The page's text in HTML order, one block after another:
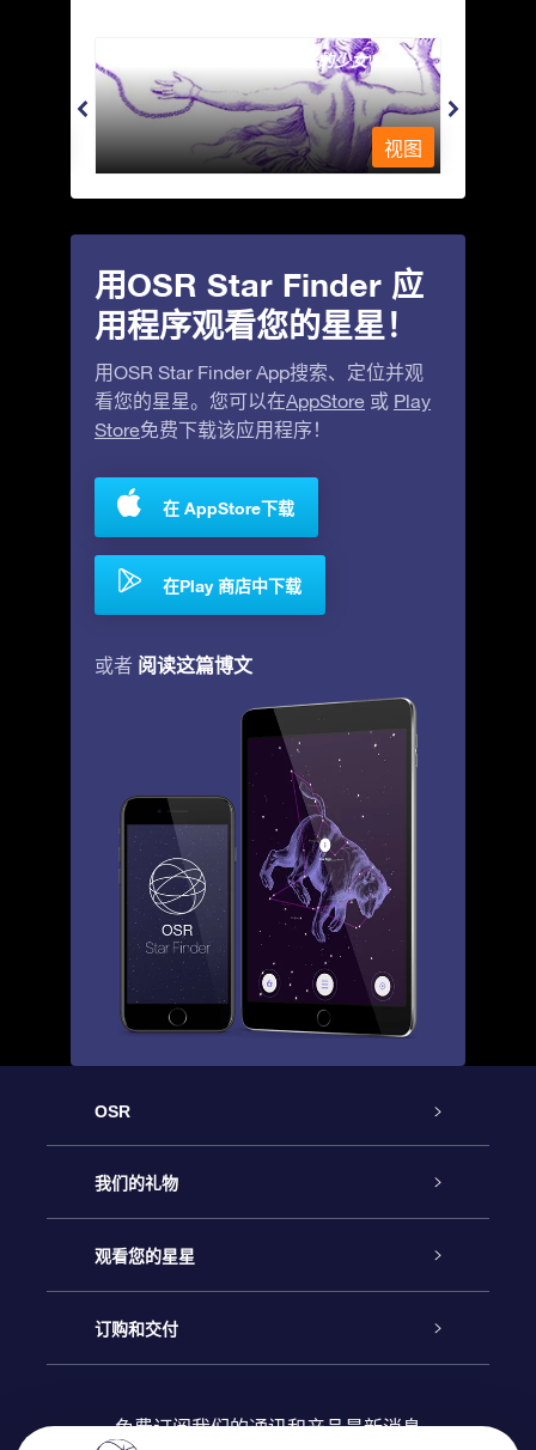
Andromeda - 被铁链锁着的少女
视图
用OSR Star Finder 应
用程序观看您的星星！
用OSR Star Finder App搜索、定位并观
看您的星星。您可以在AppStore 或 Play
Store免费下载该应用程序！
在 AppStore下载
在Play 商店中下载
或者 阅读这篇博文
OSR
客户服务
联系我们
博客
我们的礼物
Online Star礼物
OSR 礼物包
观看您的星星
Online Star Register
订购和交付
免费订阅我们的通讯和产品最新消息